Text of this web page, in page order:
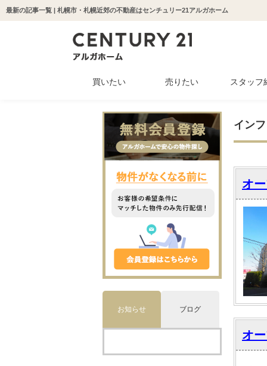
最新の記事一覧 | 札幌市・札幌近郊の不動産はセンチュリー21アルガホーム
買いたい
新築一戸建て
中古一戸建て
中古マンション
土地
収益物件
売りたい スタッフ
イン
オ
オ
お知らせ ブログ